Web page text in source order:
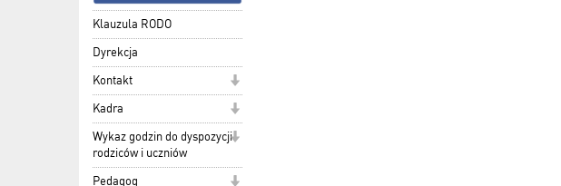
Klauzula RODO
Dyrekcja
Kontakt
Kadra
Wykaz godzin do dyspozycji
rodziców i uczniów
Pedagog